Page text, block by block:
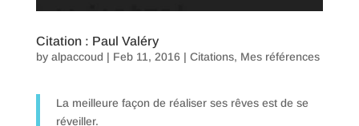
Citation : Paul Valéry
by alpaccoud | Feb 11, 2016 | Citations, Mes références
La meilleure façon de réaliser ses rêves est de se
réveiller.